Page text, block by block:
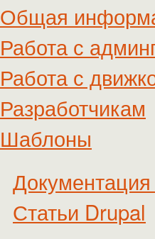
Общая
Работа с
Работа с
Разработчикам
Шаблоны
Статьи Drupal